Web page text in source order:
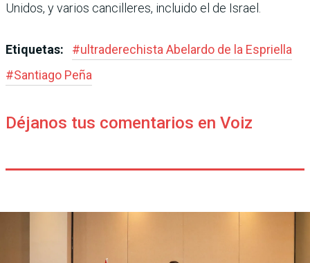
Unidos, y varios cancilleres, incluido el de Israel.
Etiquetas: #ultraderechista Abe­lardo de la Espriella
#Santiago Peña
Déjanos tus comentarios en Voiz